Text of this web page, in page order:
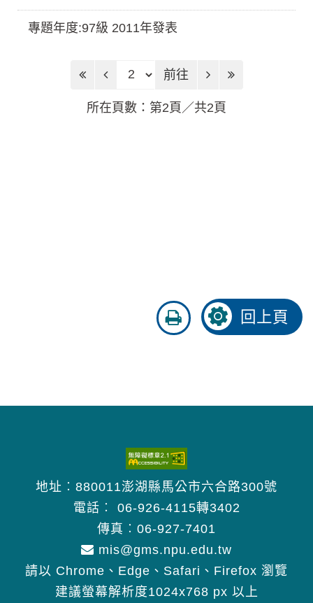
專題年度:97級 2011年發表
前往頁 前往
所在頁數：第2頁／共2頁
友
善
回上頁
地址︰880011澎湖縣馬公市六合路300號
電話︰ 06-926-4115轉3402
傳真︰06-927-7401
mis@gms.npu.edu.tw
請以 Chrome、Edge、Safari、Firefox 瀏覽
建議螢幕解析度1024x768 px 以上